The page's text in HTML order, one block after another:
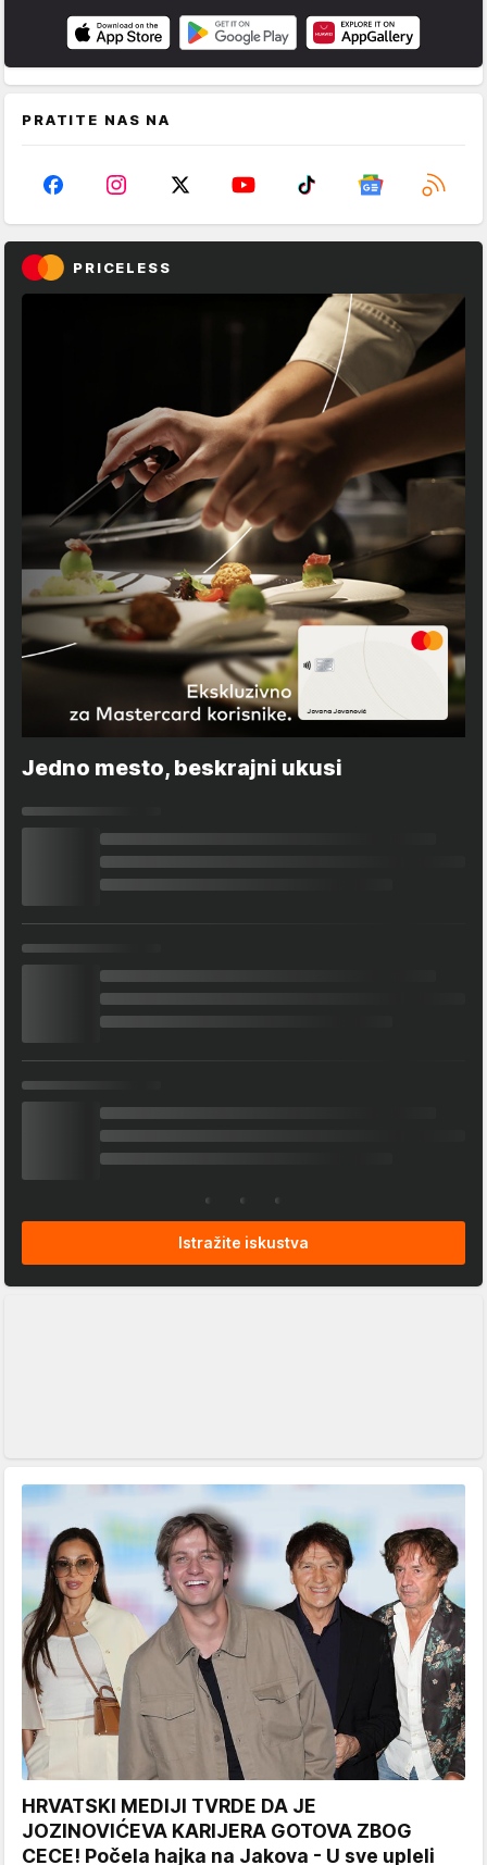
PRATITE NAS NA
PRICELESS
Jedno mesto, beskrajni ukusi
Istražite iskustva
HRVATSKI MEDIJI TVRDE DA JE
JOZINOVIĆEVA KARIJERA GOTOVA ZBOG
CECE! Počela hajka na Jakova - U sve upleli